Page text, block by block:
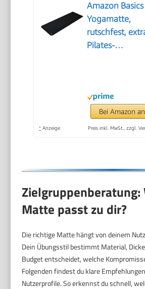
Amazon Basics
Yogamatte,
rutschfest,
Pilates-
Bei Amazon
* Anzeige Preis inkl. MwSt., zzgl.
Zielgruppenberatung:
Matte passt zu dir?
Die richtige Matte hängt von deinem
Dein Übungsstil bestimmt Material,
Budget entscheidet, welche
Folgenden findest du klare
Nutzerprofile. So erkennst du schnell,